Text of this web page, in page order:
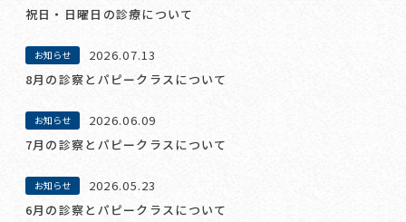
祝日・日曜日の診療について
お知らせ
2026.07.13
8月の診察とパピークラスについて
お知らせ
2026.06.09
7月の診察とパピークラスについて
お知らせ
2026.05.23
6月の診察とパピークラスについて